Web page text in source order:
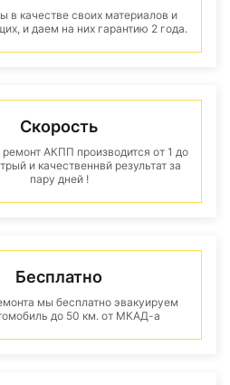
в качестве своих материалов и
и даем на них гарантию 2 года.
Скорость
АКПП производится от 1 до
и качественнвй результат за
пару дней !
Бесплатно
мы бесплатно эвакуируем
до 50 км. от МКАД-а